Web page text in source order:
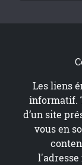
Les liens
informatif.
d’un site
vous en
l'adresse